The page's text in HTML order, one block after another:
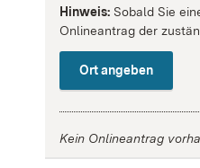
Hinweis: Sobald Sie
Onlineantrag der
Ort angeben
Kein Onlineantrag